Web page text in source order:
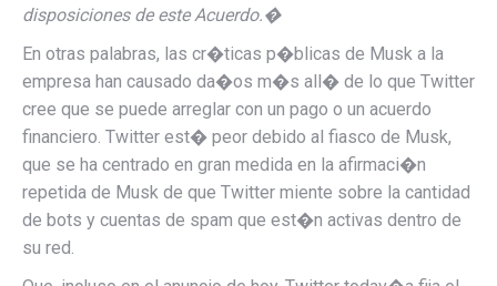
disposiciones de este Acuerdo.�
En otras palabras, las cr�ticas p�blicas de Musk a la
empresa han causado da�os m�s all� de lo que Twitter
cree que se puede arreglar con un pago o un acuerdo
financiero. Twitter est� peor debido al fiasco de Musk,
que se ha centrado en gran medida en la afirmaci�n
repetida de Musk de que Twitter miente sobre la cantidad
de bots y cuentas de spam que est�n activas dentro de
su red.